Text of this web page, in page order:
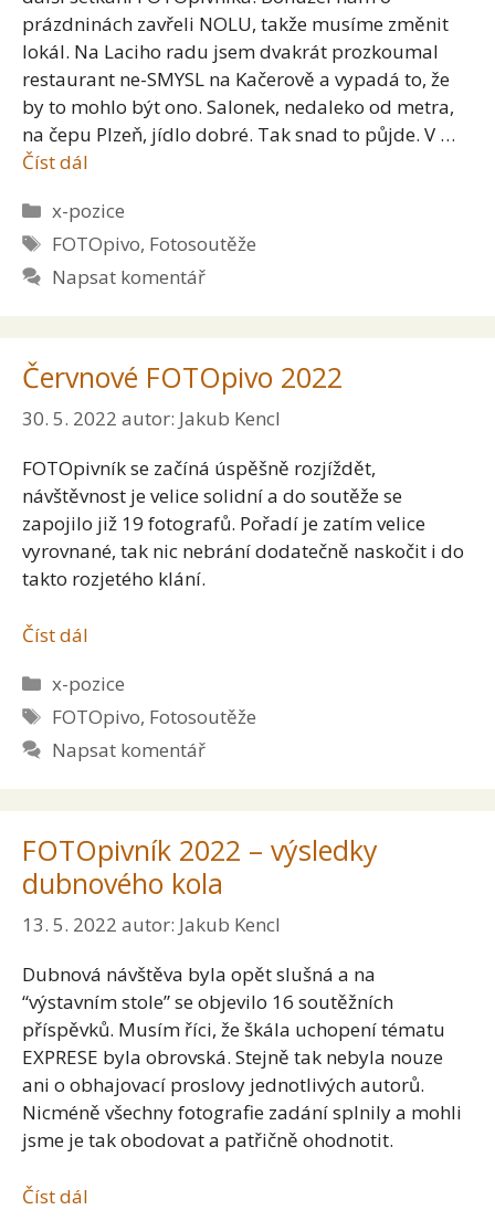
prázdninách zavřeli NOLU, takže musíme změnit
lokál. Na Laciho radu jsem dvakrát prozkoumal
restaurant ne-SMYSL na Kačerově a vypadá to, že
by to mohlo být ono. Salonek, nedaleko od metra,
na čepu Plzeň, jídlo dobré. Tak snad to půjde. V …
Číst dál
Rubriky
x-pozice
Štítky
FOTOpivo, Fotosoutěže
Napsat komentář
Červnové FOTOpivo 2022
30. 5. 2022 autor: Jakub Kencl
FOTOpivník se začíná úspěšně rozjíždět,
návštěvnost je velice solidní a do soutěže se
zapojilo již 19 fotografů. Pořadí je zatím velice
vyrovnané, tak nic nebrání dodatečně naskočit i do
takto rozjetého klání.
Číst dál
Rubriky
x-pozice
Štítky
FOTOpivo, Fotosoutěže
Napsat komentář
FOTOpivník 2022 – výsledky
dubnového kola
13. 5. 2022 autor: Jakub Kencl
Dubnová návštěva byla opět slušná a na
“výstavním stole” se objevilo 16 soutěžních
příspěvků. Musím říci, že škála uchopení tématu
EXPRESE byla obrovská. Stejně tak nebyla nouze
ani o obhajovací proslovy jednotlivých autorů.
Nicméně všechny fotografie zadání splnily a mohli
jsme je tak obodovat a patřičně ohodnotit.
Číst dál